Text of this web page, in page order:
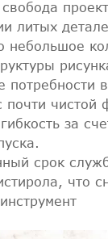
литых
небольшое
потребности
почти чистой
за
срок
что